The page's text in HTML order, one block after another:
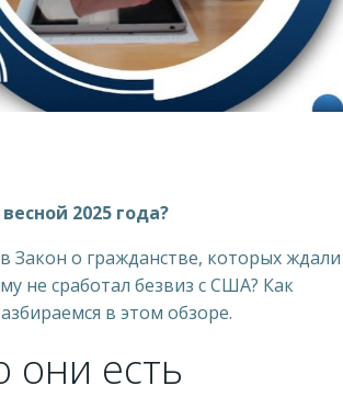
2025 года?
Закон о гражданстве, которых ждали
не сработал безвиз с США? Как
в этом обзоре.
они есть